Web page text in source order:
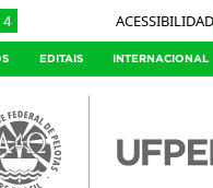
4
EDITAIS INTERNACIONAL